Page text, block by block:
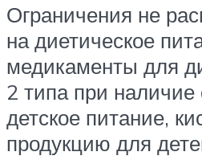
Ограничения не
на диетическое
медикаменты для
2 типа при наличие
детское питание,
продукцию для